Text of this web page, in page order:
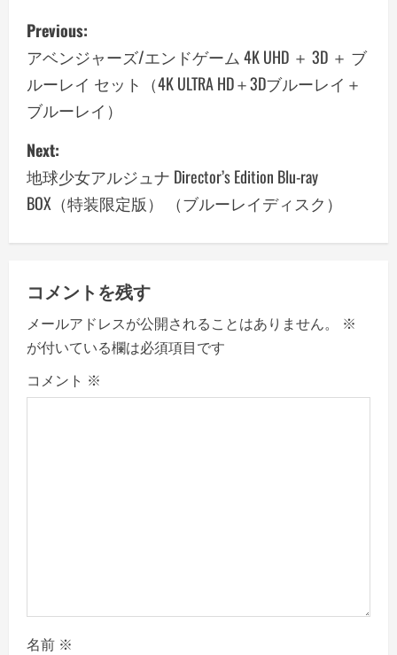
P
o
s
t
n
a
v
i
g
a
t
Previous:
アベンジャーズ/エンドゲーム 4K UHD ＋ 3D ＋ ブ
ルーレイ セット（4K ULTRA HD＋3Dブルーレイ＋
ブルーレイ）
Next:
地球少女アルジュナ Director’s Edition Blu-ray
BOX（特装限定版） （ブルーレイディスク）
コメントを残す
メールアドレスが公開されることはありません。
※
が付いている欄は必須項目です
コメント ※
名前 ※